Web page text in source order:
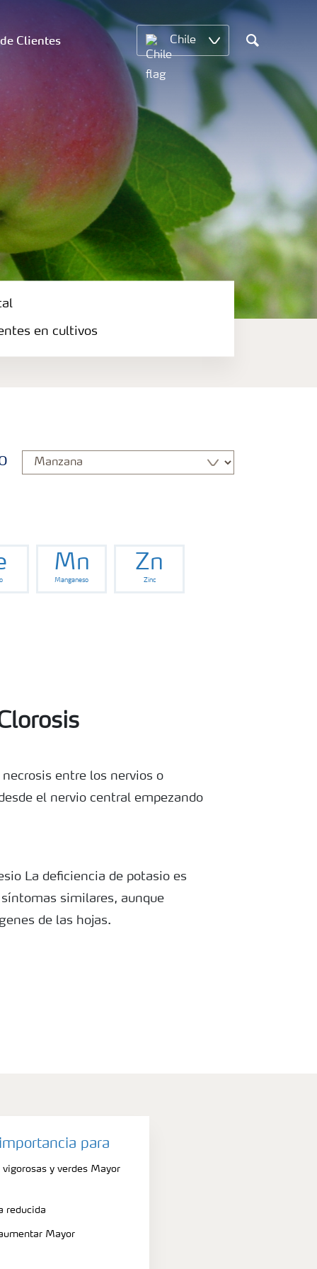
Clientes Chile
Search
en cultivos
Mn
Manganeso
Zn
Zinc
entre los nervios o
el nervio central empezando
La deficiencia de potasio es
similares, aunque
de las hojas.
para
y verdes Mayor
reducida
Mayor